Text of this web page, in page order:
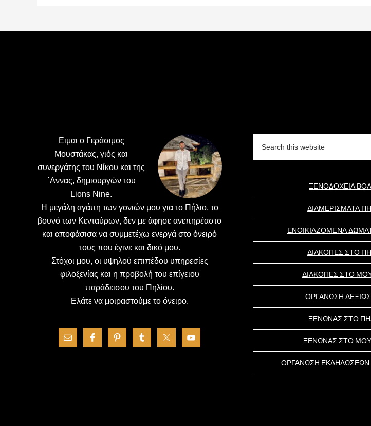
Ειμαι ο Γεράσιμος
Μουστάκας, γιός και
συνεργάτης του Νίκου και της
΄Αννας, δημιουργών του
Lions Nine.
H μεγάλη αγάπη των γονιών μου για το Πήλιο, το
βουνό των Κενταύρων, δεν με άφησε ανεπηρέαστο
και αποφάσισα να συμμετέχω ενεργά στο όνειρό
τους που έγινε και δικό μου.
Στόχοι μου, οι υψηλού επιπέδου υπηρεσίες
φιλοξενίας και η προβολή του επίγειου
παράδεισου του Πηλίου.
Ελάτε να μοιραστούμε το όνειρο.
ΞΕΝΟΔΟΧΕΙΑ
ΔΙΑΜΕΡΙΣΜΑΤΑ
ΕΝΟΙΚΙΑΖΟΜΕΝΑ
ΔΙΑΚΟΠΕΣ ΣΤΟ
ΔΙΑΚΟΠΕΣ ΣΤΟ
ΟΡΓΑΝΩΣΗ
ΞΕΝΩΝΑΣ ΣΤΟ
ΞΕΝΩΝΑΣ ΣΤΟ
ΟΡΓΑΝΩΣΗ ΕΚΔΗΛΩΣΕΩΝ